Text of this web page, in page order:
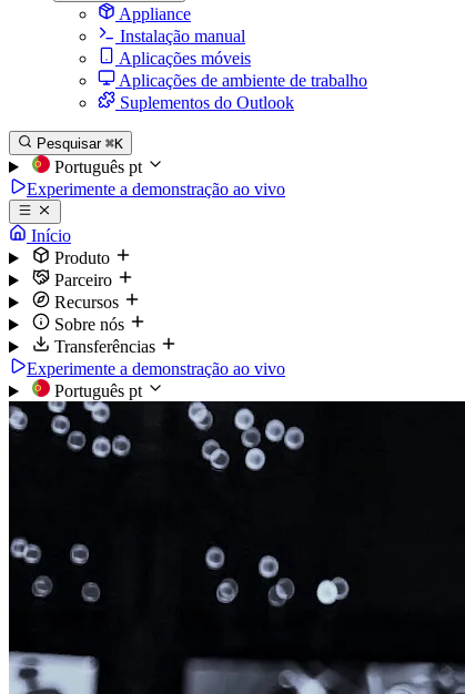
Appliance
Instalação manual
Aplicações móveis
Aplicações de ambiente de trabalho
Suplementos do Outlook
Pesquisar ⌘K
Português pt
Experimente a demonstração ao vivo
Início
Produto
Parceiro
Recursos
Sobre nós
Transferências
Experimente a demonstração ao vivo
Português pt